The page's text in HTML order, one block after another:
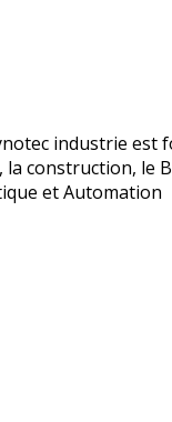
industrie
la construction, le
et Automation